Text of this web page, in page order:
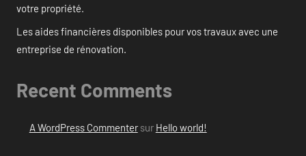
votre propriété.
Les aides financières disponibles pour vos travaux avec une
entreprise de rénovation.
Recent Comments
A WordPress Commentersur Hello world!